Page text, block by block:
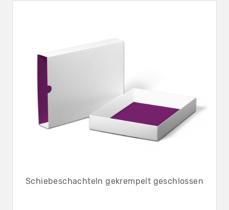
Schiebeschachteln gekrempelt geschlossen